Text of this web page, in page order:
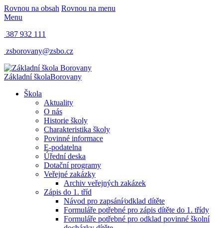
Rovnou na obsah Rovnou na menu
Menu
387 932 111
zsborovany@zsbo.cz
Základní školaBorovany
Škola
Aktuality
O nás
Historie školy
Charakteristika školy
Povinné informace
E-podatelna
Úřední deska
Dotační programy
Veřejné zakázky
Archiv veřejných zakázek
Zápis do 1. tříd
Návod pro zapsání⁄odklad dítěte
Formuláře potřebné pro zápis dítěte do 1. třídy
Formuláře potřebné pro odklad povinné školní